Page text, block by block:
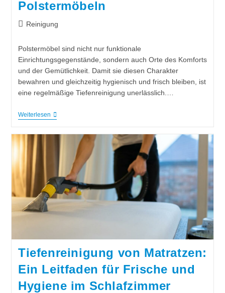
Polstermöbeln
Reinigung
Polstermöbel sind nicht nur funktionale
Einrichtungsgegenstände, sondern auch Orte des Komforts
und der Gemütlichkeit. Damit sie diesen Charakter
bewahren und gleichzeitig hygienisch und frisch bleiben, ist
eine regelmäßige Tiefenreinigung unerlässlich.…
Weiterlesen
Tiefenreinigung von Matratzen:
Ein Leitfaden für Frische und
Hygiene im Schlafzimmer